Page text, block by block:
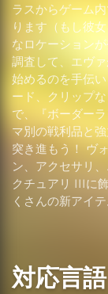
ラスからゲーム
ります（もし彼
なロケーション
調査して、エヴ
始めるのを手伝
ード、クリップ
で、『ボーダー
マ別の戦利品と
突き進もう！ ヴ
ン、アクセサリ
クチュアリ IIIに
くさんの新アイ
対応言語